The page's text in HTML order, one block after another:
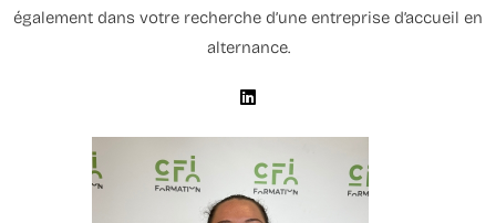
également dans votre recherche d’une entreprise d’accueil en
alternance.